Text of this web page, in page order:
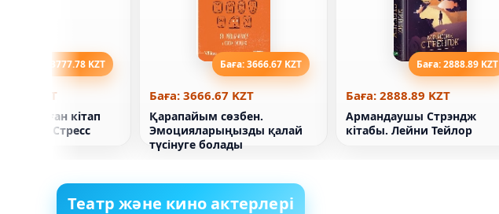
Баға: 3777.78 KZT
KZT
арналған кітап
Стресс
Баға: 3666.67 KZT
Баға: 3666.67 KZT
Қарапайым сөзбен.
Эмоцияларыңызды қалай
түсінуге болады
Баға: 2888.89 KZT
Баға: 2888.89 KZT
Армандаушы Стрэндж
кітабы. Лейни Тейлор
Театр және кино актерлері